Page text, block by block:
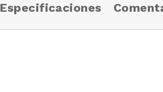
Especificaciones